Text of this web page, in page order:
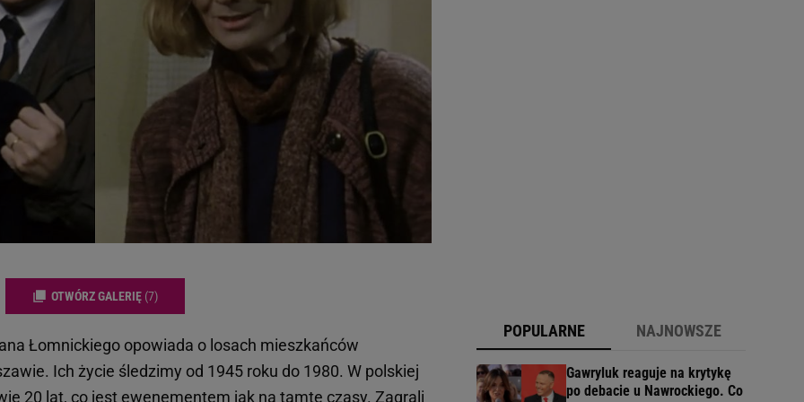
OTWÓRZ GALERIĘ (7)
Łomnickiego opowiada o losach mieszkańców
Ich życie śledzimy od 1945 roku do 1980. W polskiej
20 lat, co jest ewenementem jak na tamte czasy. Zagrali
POPULARNE NAJNOWSZE
Gawryluk reaguje na krytykę
po debacie u Nawrockiego. Co